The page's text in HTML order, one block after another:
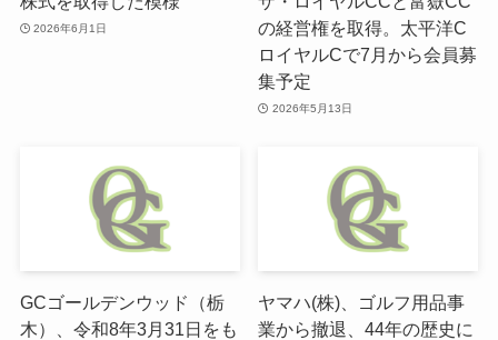
2026年6月1日
の経営権を取得。太平洋C
ロイヤルCで7月から会員募
集予定
2026年5月13日
GCゴールデンウッド（栃
木）、令和8年3月31日をも
ヤマハ(株)、ゴルフ用品事
業から撤退、44年の歴史に